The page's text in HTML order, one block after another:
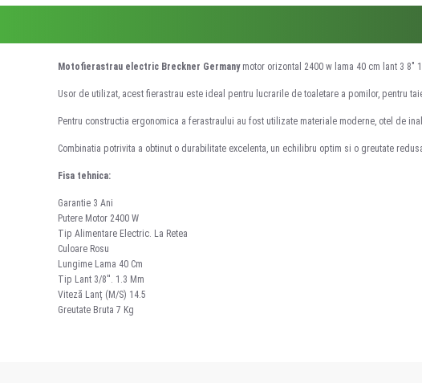
Motofierastrau electric Breckner Germanymotor orizontal 2400 w lama 40 cm lant 3 8"
Usor de utilizat, acest fierastrau este ideal pentru lucrarile de toaletare a pomilor, pentru
Pentru constructia ergonomica a ferastraului au fost utilizate materiale moderne, otel de
Combinatia potrivita a obtinut o durabilitate excelenta, un echilibru optim si o greutate
Fisa tehnica:
Garantie 3 Ani
Putere Motor 2400 W
Tip Alimentare Electric. La Retea
Culoare Rosu
Lungime Lama 40 Cm
Tip Lant 3/8''. 1.3 Mm
Viteză Lanț (M/S) 14.5
Greutate Bruta 7 Kg